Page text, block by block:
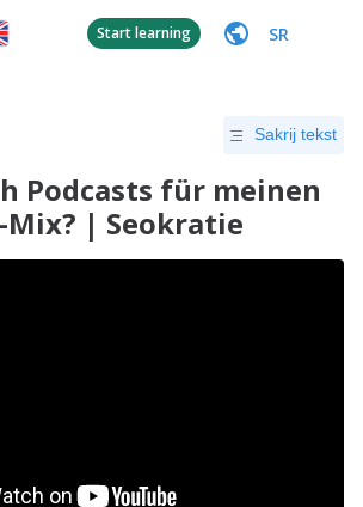
Start learning SR
Sakrij tekst
Podcasts für meinen
| Seokratie